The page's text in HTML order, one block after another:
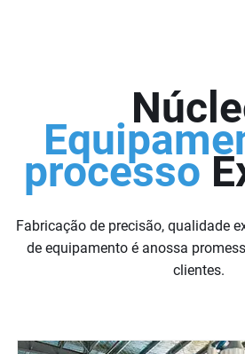
processo
Fabricação de precisão, qualidade
de equipamento é anossa
clientes.